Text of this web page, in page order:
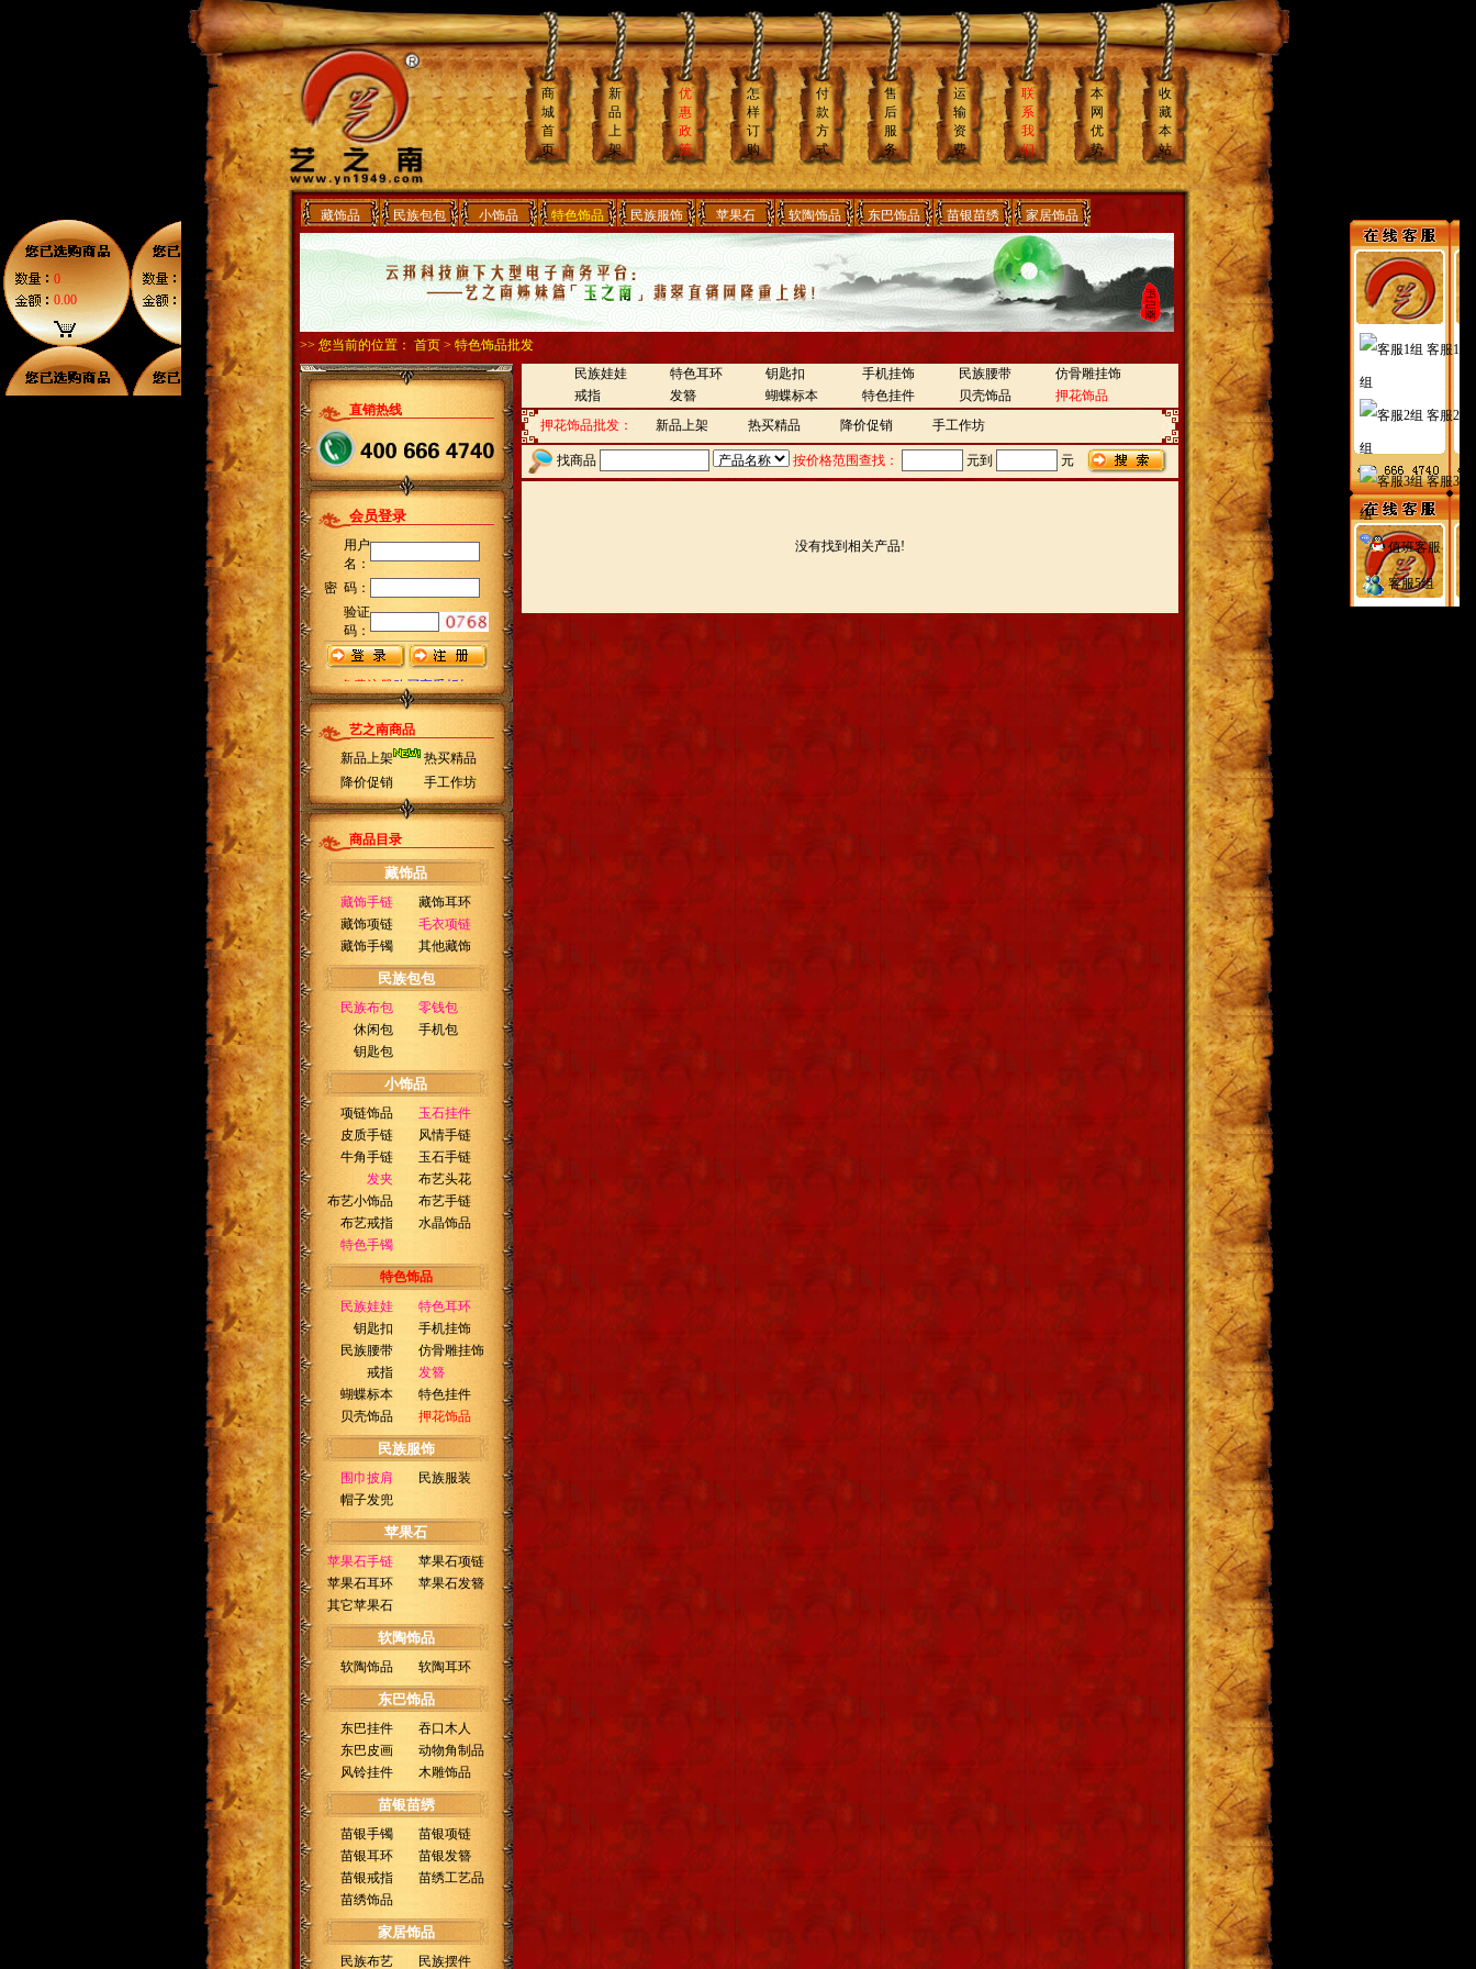
商
城
首
页
新
品
上
架
优
惠
政
策
怎
样
订
购
付
款
方
式
售
后
服
务
运
输
资
费
联
系
我
们
本
网
优
势
收
藏
本
站
0
0.00
客服1
组
客服2
组
客服3
组
值班客服
客服5组
藏饰品 民族包包 小饰品 特色饰品 民族服饰 苹果石 软陶饰品 东巴饰品 苗银苗绣 家居饰品
>> 您当前的位置：首页> 特色饰品批发
直销热线
艺之南商品
新品上架
热买精品
降价促销
手工作坊
商品目录
藏饰品
藏饰手链
藏饰耳环
藏饰项链
毛衣项链
藏饰手镯
其他藏饰
民族包包
民族布包
零钱包
休闲包
手机包
钥匙包
小饰品
项链饰品
玉石挂件
皮质手链
风情手链
牛角手链
玉石手链
发夹
布艺头花
布艺小饰品
布艺手链
布艺戒指
水晶饰品
特色手镯
特色饰品
民族娃娃
特色耳环
钥匙扣
手机挂饰
民族腰带
仿骨雕挂饰
戒指
发簪
蝴蝶标本
特色挂件
贝壳饰品
押花饰品
民族服饰
围巾披肩
民族服装
帽子发兜
苹果石
苹果石手链
苹果石项链
苹果石耳环
苹果石发簪
其它苹果石
软陶饰品
软陶饰品 软陶耳环
东巴饰品
东巴挂件
吞口木人
东巴皮画
动物角制品
风铃挂件
木雕饰品
苗银苗绣
苗银手镯
苗银项链
苗银耳环
苗银发簪
苗银戒指
苗绣工艺品
苗绣饰品
家居饰品
民族布艺 民族摆件
民族娃娃 特色耳环 钥匙扣 手机挂饰 民族腰带
仿骨雕挂饰
戒指
发簪 蝴蝶标本 特色挂件 贝壳饰品
押花饰品
押花饰品批发：
新品上架 热买精品 降价促销 手工作坊
找商品 按价格范围查找： 元到 元
没有找到相关产品!